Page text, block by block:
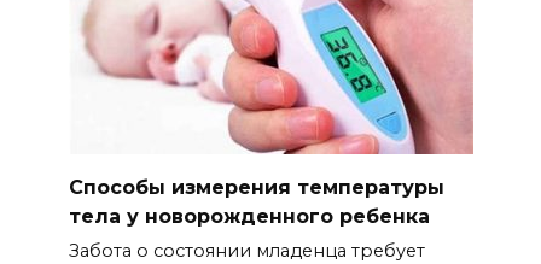
Способы измерения температуры
тела у новорожденного ребенка
Забота о состоянии младенца требует